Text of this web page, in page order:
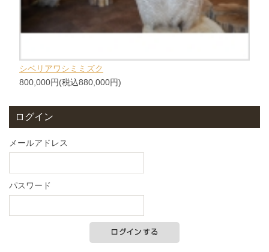
シベリアワシミミズク
800,000円(税込880,000円)
ログイン
メールアドレス
パスワード